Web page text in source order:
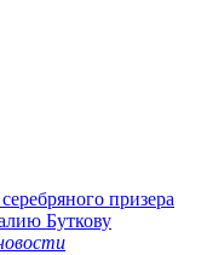
призера
Буткову